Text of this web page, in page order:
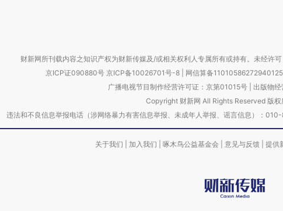
财新网所刊载内容之知识产权为财新传媒及/或相关权利人专属所有或持有。未经许
京ICP证090880号 京ICP备10026701号-8 网信算备
广播电视节目制作经营许可证：京第01015号| 出版物
Copyright 财新网 All Rights Reserved 版权
违法和不良信息举报电话（涉网络暴力有害信息举报、未成年人举报、谣言信息）：
关于我们 加入我们 啄木鸟公益基金会 意见与反馈 提供